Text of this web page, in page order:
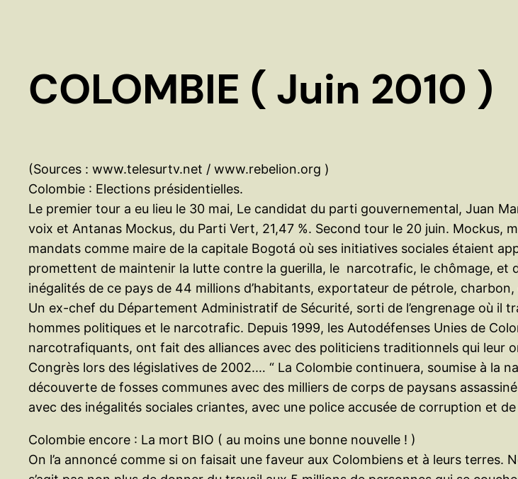
COLOMBIE ( Juin 2010 )
(Sources : www.telesurtv.net / www.rebelion.org )
Colombie : Elections présidentielles.
Le premier tour a eu lieu le 30 mai, Le candidat du parti gouvernemental, Juan
voix et Antanas Mockus, du Parti Vert, 21,47 %. Second tour le 20 juin. Mockus,
mandats comme maire de la capitale Bogotá où ses initiatives sociales étaient
promettent de maintenir la lutte contre la guerilla, le narcotrafic, le chômage, et
inégalités de ce pays de 44 millions d’habitants, exportateur de pétrole,
Un ex-chef du Département Administratif de Sécurité, sorti de l’engrenage où il
hommes politiques et le narcotrafic. Depuis 1999, les Autodéfenses Unies de
narcotrafiquants, ont fait des alliances avec des politiciens traditionnels qui leur
Congrès lors des législatives de 2002.… “ La Colombie continuera, soumise à la
découverte de fosses communes avec des milliers de corps de paysans
avec des inégalités sociales criantes, avec une police accusée de corruption et
Colombie encore : La mort BIO ( au moins une bonne nouvelle ! )
On l’a annoncé comme si on faisait une faveur aux Colombiens et à leurs terres.